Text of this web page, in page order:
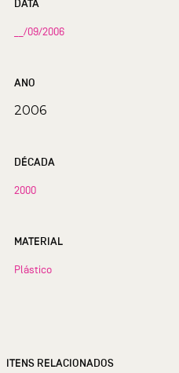
DATA
__/09/2006
ANO
2006
DÉCADA
2000
MATERIAL
Plástico
ITENS RELACIONADOS